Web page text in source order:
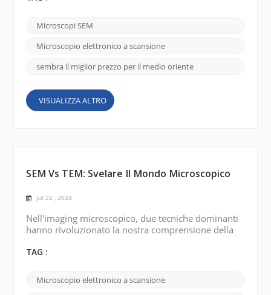
consolidati, con Arabia Saudita, Emirati Arabi Uniti
(EAU), Turchia, Egitto e Iraq che investono
pesantemente nella ricerca scientifica e nello
Microscopi SEM
Microscopio elettronico a scansione
sembra il miglior prezzo per il medio oriente
VISUALIZZA ALTRO
SEM Vs TEM: Svelare Il Mondo Microscopico
Jul 22 , 2024
Nell'imaging microscopico, due tecniche dominanti
hanno rivoluzionato la nostra comprensione della
elettronica a scansione (SEM) e la microscopia
strumenti hanno aperto nuove strade per una
varietà di discipline scientifiche, consentendo ai
TAG :
Microscopio elettronico a scansione